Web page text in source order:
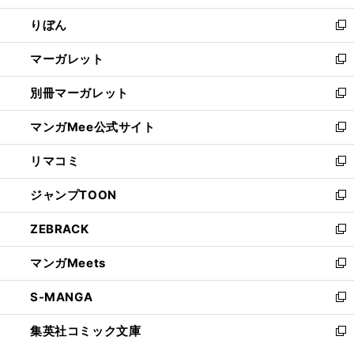
開
く
ウ
で
開
く
ン
ド
ウ
で
開
く
ウ
ィ
ン
ド
ウ
で
開
く
りぼん
新
し
い
ウ
ィ
ン
ド
ウ
で
開
く
マーガレット
新
し
い
ウ
ィ
ン
ド
ウ
で
開
く
別冊マーガレット
新
し
い
ウ
ィ
ン
ド
ウ
で
開
く
マンガMee公式サイト
新
し
い
ウ
ィ
ン
ド
ウ
で
開
く
リマコミ
新
し
い
ウ
ィ
ン
ド
ウ
で
開
く
ジャンプTOON
新
し
い
ウ
ィ
ン
ド
ウ
で
ZEBRACK
新
し
い
ウ
ィ
ン
ド
マンガMeets
新
し
い
ウ
ィ
S-MANGA
新
し
い
集英社コミック文庫
新